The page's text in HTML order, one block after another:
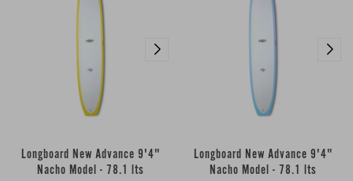
Longboard New Advance 9'4"
Nacho Model - 78.1 lts
Longboard New Advance 9'4"
Nacho Model - 78.1 lts